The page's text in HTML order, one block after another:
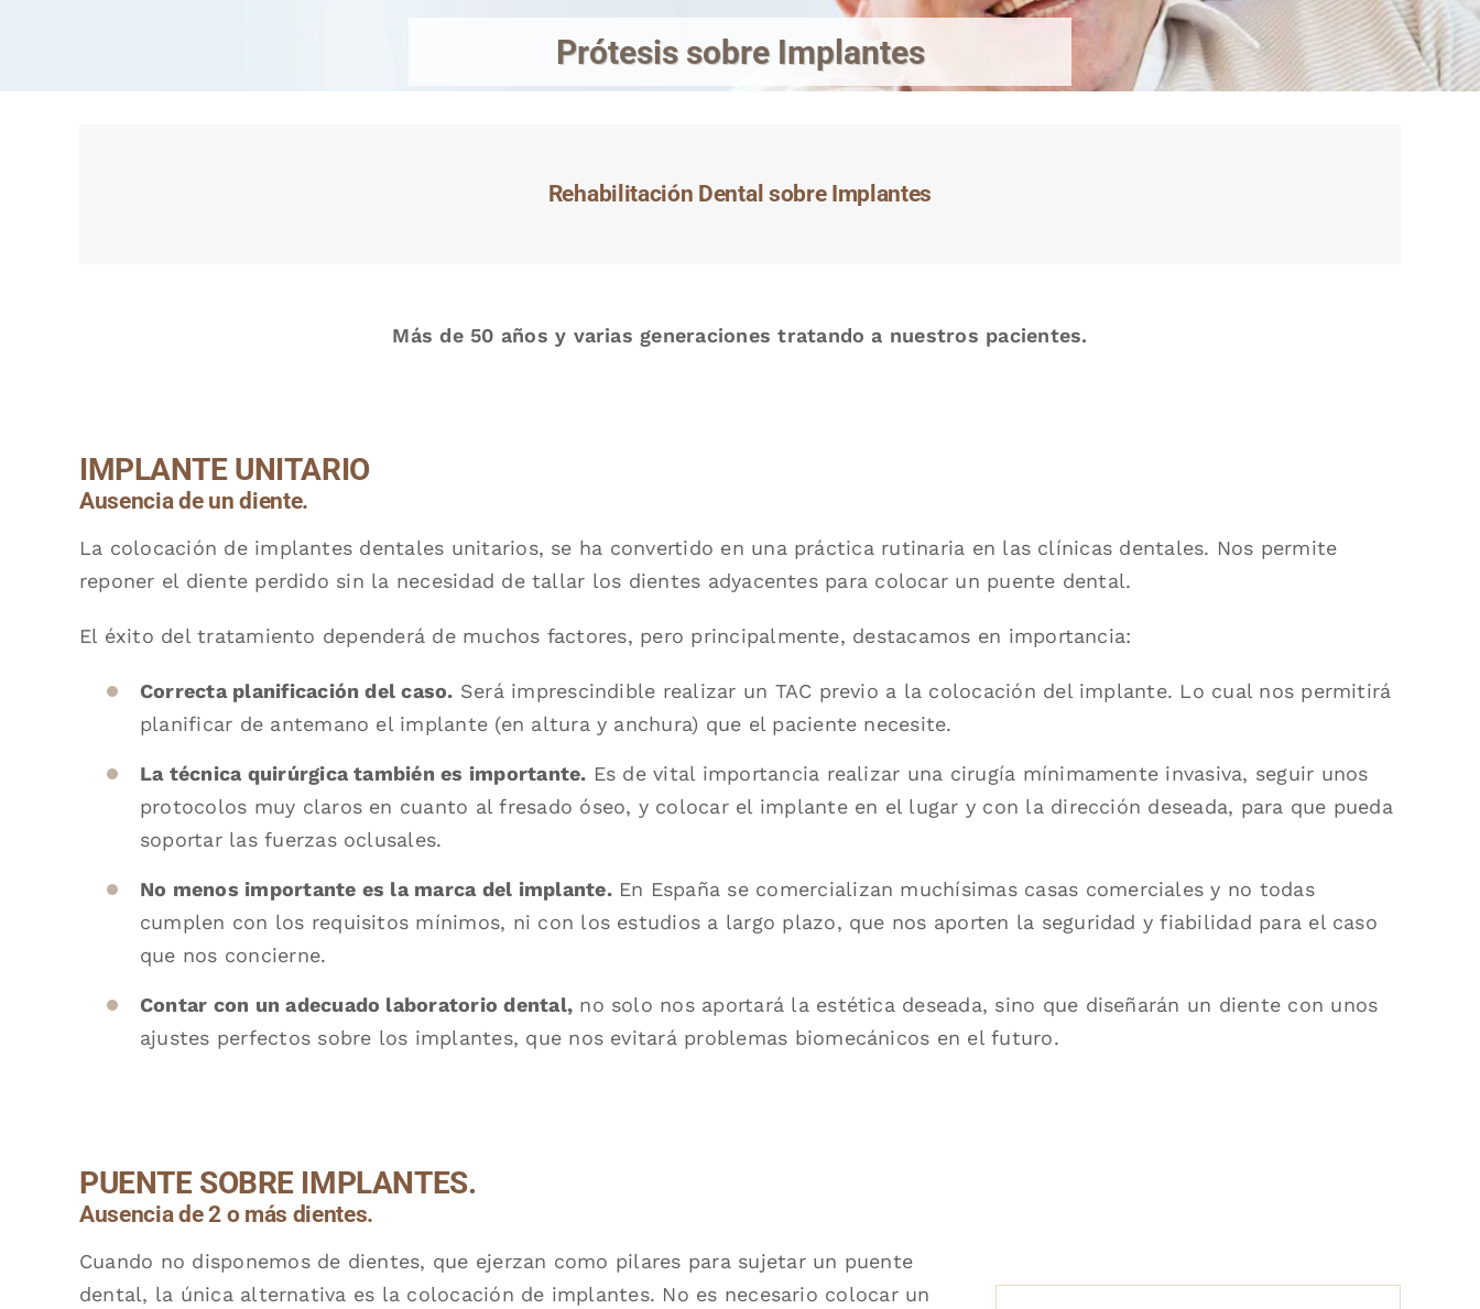
Prótesis sobre Implantes
Rehabilitación Dental sobre Implantes
Más de 50 años y varias generaciones tratando a nuestros pacientes.
IMPLANTE UNITARIO
Ausencia de un diente.
La colocación de implantes dentales unitarios, se ha convertido en una práctica rutinaria en las clínicas dentales. Nos permite
reponer el diente perdido sin la necesidad de tallar los dientes adyacentes para colocar un puente dental.
El éxito del tratamiento dependerá de muchos factores, pero principalmente, destacamos en importancia:
Correcta planificación del caso. Será imprescindible realizar un TAC previo a la colocación del implante. Lo cual nos permitirá
planificar de antemano el implante (en altura y anchura) que el paciente necesite.
La técnica quirúrgica también es importante. Es de vital importancia realizar una cirugía mínimamente invasiva, seguir unos
protocolos muy claros en cuanto al fresado óseo, y colocar el implante en el lugar y con la dirección deseada, para que pueda
soportar las fuerzas oclusales.
No menos importante es la marca del implante.En España se comercializan muchísimas casas comerciales y no todas
cumplen con los requisitos mínimos, ni con los estudios a largo plazo, que nos aporten la seguridad y fiabilidad para el caso
que nos concierne.
Contar con un adecuado laboratorio dental, no solo nos aportará la estética deseada, sino que diseñarán un diente con unos
ajustes perfectos sobre los implantes, que nos evitará problemas biomecánicos en el futuro.
PUENTE SOBRE IMPLANTES.
Ausencia de 2 o más dientes.
Cuando no disponemos de dientes, que ejerzan como pilares para sujetar un puente
dental, la única alternativa es la colocación de implantes. No es necesario colocar un